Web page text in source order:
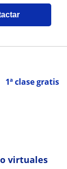
1ª clase gratis
virtuales